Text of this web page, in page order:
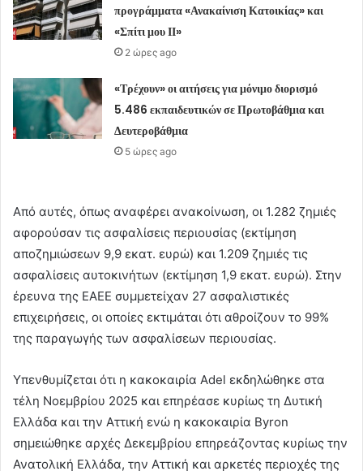
προγράμματα «Ανακαίνιση Κατοικίας» και
«Σπίτι μου ΙΙ»
2 ώρες ago
«Τρέχουν» οι αιτήσεις για μόνιμο διορισμό
5.486 εκπαιδευτικών σε Πρωτοβάθμια και
Δευτεροβάθμια
5 ώρες ago
Από αυτές, όπως αναφέρει ανακοίνωση, οι 1.282 ζημιές
αφορούσαν τις ασφαλίσεις περιουσίας (εκτίμηση
αποζημιώσεων 9,9 εκατ. ευρώ) και 1.209 ζημιές τις
ασφαλίσεις αυτοκινήτων (εκτίμηση 1,9 εκατ. ευρώ). Στην
έρευνα της ΕΑΕΕ συμμετείχαν 27 ασφαλιστικές
επιχειρήσεις, οι οποίες εκτιμάται ότι αθροίζουν το 99%
της παραγωγής των ασφαλίσεων περιουσίας.
Υπενθυμίζεται ότι η κακοκαιρία Adel εκδηλώθηκε στα
τέλη Νοεμβρίου 2025 και επηρέασε κυρίως τη Δυτική
Ελλάδα και την Αττική ενώ η κακοκαιρία Byron
σημειώθηκε αρχές Δεκεμβρίου επηρεάζοντας κυρίως την
Ανατολική Ελλάδα, την Αττική και αρκετές περιοχές της